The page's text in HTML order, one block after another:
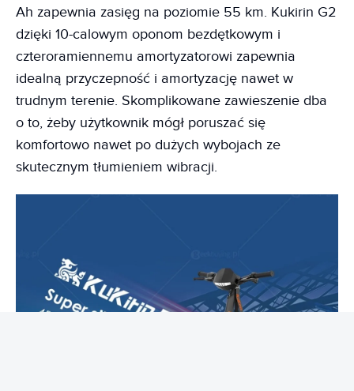
Ah zapewnia zasięg na poziomie 55 km. Kukirin G2
dzięki 10-calowym oponom bezdętkowym i
czteroramiennemu amortyzatorowi zapewnia
idealną przyczepność i amortyzację nawet w
trudnym terenie. Skomplikowane zawieszenie dba
o to, żeby użytkownik mógł poruszać się
komfortowo nawet po dużych wybojach ze
skutecznym tłumieniem wibracji.